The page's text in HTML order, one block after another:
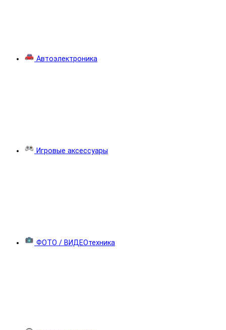
Автоэлектроника
Игровые аксессуары
ФОТО / ВИДЕОтехника